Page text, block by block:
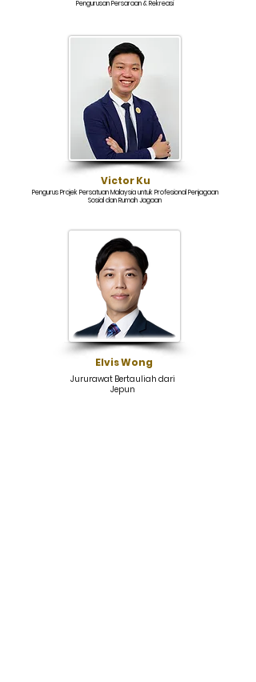
Pengurusan Persaraan & Rekreasi
Victor Ku
Pengurus Projek Persatuan Malaysia untuk Profesional Penjagaan
Sosial dan Rumah Jagaan
Elvis Wong
Jururawat Bertauliah dari
Jepun